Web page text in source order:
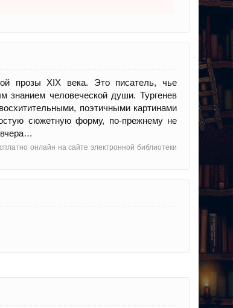
прозы XIX века. Это писатель, чье
знанием человеческой души. Тургенев
поэтичными картинами
сюжетную форму, по-прежнему не
онлайн на сайте электронной библиотеки